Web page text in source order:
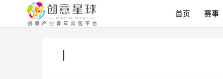
首页 赛事
|